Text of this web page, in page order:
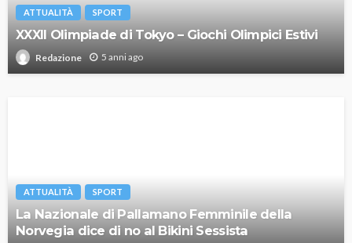
ATTUALITÀ SPORT
XXXII Olimpiade di Tokyo – Giochi Olimpici Estivi
Redazione 5 anni ago
ATTUALITÀ SPORT
La Nazionale di Pallamano Femminile della
Norvegia dice di no al Bikini Sessista